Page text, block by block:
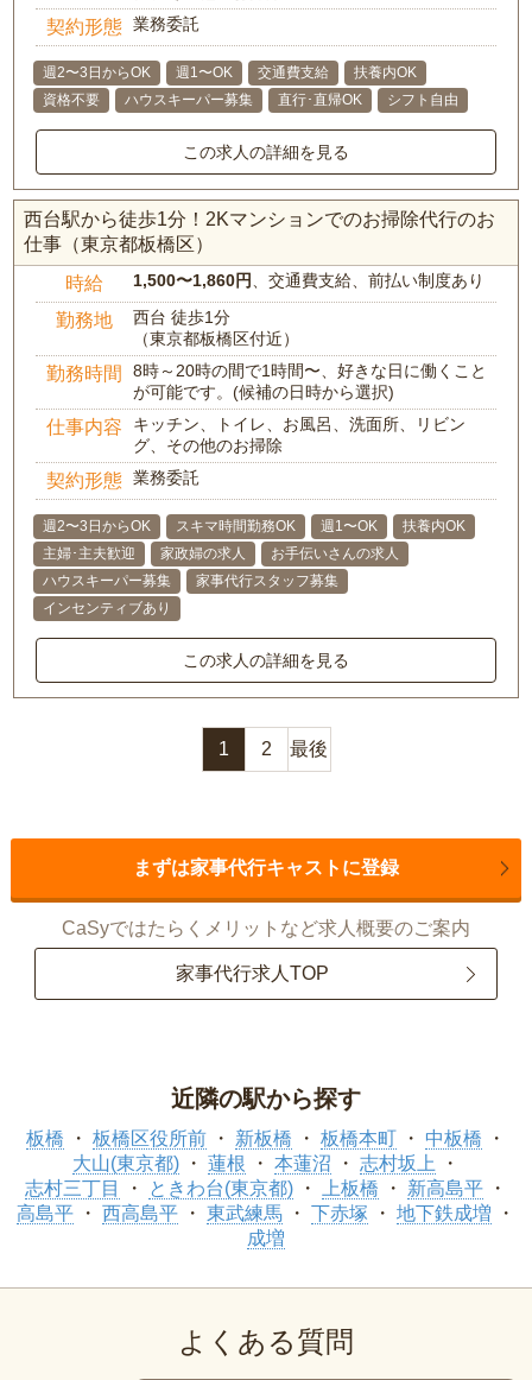
契約形態 業務委託
週2〜3日からOK 週1〜OK 交通費支給
扶養内OK
資格不要
ハウスキーパー募集 直行･直帰OK シフト自由
この求人の詳細を見る
西台駅から徒歩1分！2Kマンションでのお掃除代行のお
仕事（東京都板橋区）
時給 1,500〜1,860円 、交通費支給、前払い制度あり
勤務地
西台 徒歩1分
（東京都板橋区付近）
勤務時間
8時～20時の間で1時間〜、好きな日に働くこと
が可能です。(候補の日時から選択)
仕事内容
キッチン、トイレ、お風呂、洗面所、リビン
グ、その他のお掃除
契約形態 業務委託
週2〜3日からOK スキマ時間勤務OK 週1〜OK
扶養内OK
主婦･主夫歓迎
家政婦の求人
お手伝いさんの求人
ハウスキーパー募集
家事代行スタッフ募集
インセンティブあり
この求人の詳細を見る
1 2 最後
まずは家事代行キャストに登録
CaSyではたらくメリットなど求人概要のご案内
家事代行求人TOP
近隣の駅から探す
板橋 板橋区役所前 新板橋 板橋本町
中板橋
大山(東京都)
蓮根 本蓮沼
志村坂上
志村三丁目
ときわ台(東京都) 上板橋
新高島平
高島平
西高島平 東武練馬 下赤塚
地下鉄成増
成増
よくある質問